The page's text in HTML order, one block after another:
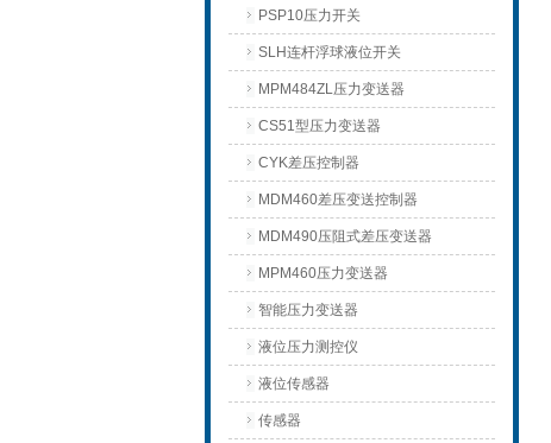
PSP10压力开关
SLH连杆浮球液位开关
MPM484ZL压力变送器
CS51型压力变送器
CYK差压控制器
MDM460差压变送控制器
MDM490压阻式差压变送器
MPM460压力变送器
智能压力变送器
液位压力测控仪
液位传感器
传感器